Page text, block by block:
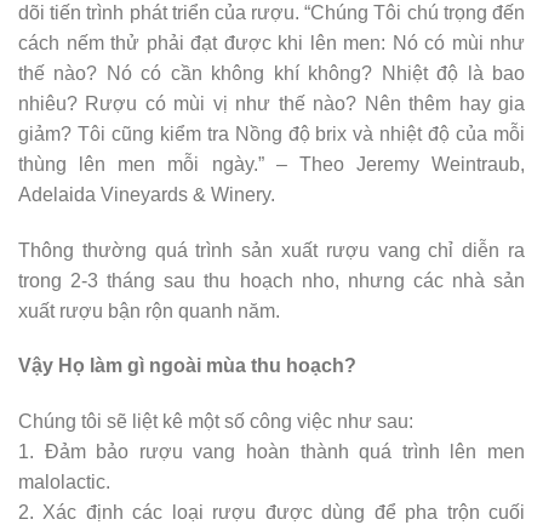
dõi tiến trình phát triển của rượu. “Chúng Tôi chú trọng đến
cách nếm thử phải đạt được khi lên men: Nó có mùi như
thế nào? Nó có cần không khí không? Nhiệt độ là bao
nhiêu? Rượu có mùi vị như thế nào? Nên thêm hay gia
giảm? Tôi cũng kiểm tra Nồng độ brix và nhiệt độ của mỗi
thùng lên men mỗi ngày.” – Theo Jeremy Weintraub,
Adelaida Vineyards & Winery.
Thông thường quá trình sản xuất rượu vang chỉ diễn ra
trong 2-3 tháng sau thu hoạch nho, nhưng các nhà sản
xuất rượu bận rộn quanh năm.
Vậy Họ làm gì ngoài mùa thu hoạch?
Chúng tôi sẽ liệt kê một số công việc như sau:
1. Đảm bảo rượu vang hoàn thành quá trình lên men
malolactic.
2. Xác định các loại rượu được dùng để pha trộn cuối